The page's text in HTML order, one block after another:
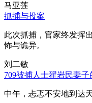
马亚莲
抓捕与投案
此次抓捕，官家终发挥
怖与诡异。
刘二敏
709被捕人士翟岩民妻
中午，忐忑不安地到达